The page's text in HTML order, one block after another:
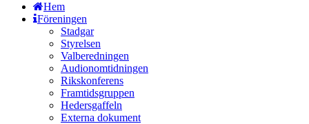
Hem
Föreningen
Stadgar
Styrelsen
Valberedningen
Audionomtidningen
Rikskonferens
Framtidsgruppen
Hedersgaffeln
Externa dokument